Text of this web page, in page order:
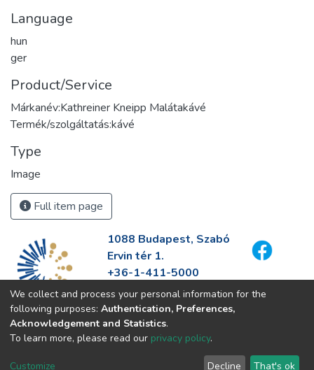
Language
hun
ger
Product/Service
Márkanév:Kathreiner Kneipp Malátakávé
Termék/szolgáltatás:kávé
Type
Image
Full item page
1088 Budapest, Szabó
Ervin tér 1.
+36-1-411-5000
info@fszek.hu
https://fszek.hu
We collect and process your personal information for the
following purposes: Authentication, Preferences,
Acknowledgement and Statistics.
To learn more, please read our privacy policy.
Customize Decline That's ok